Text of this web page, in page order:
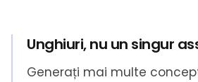
Unghiuri, nu un singur
Generați mai multe